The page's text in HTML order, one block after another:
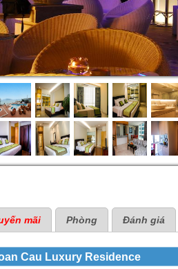
mãi Phòng Đánh giá
Cau Luxury Residence